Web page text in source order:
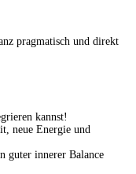
pragmatisch und direkt
kannst!
neue Energie und
guter innerer Balance